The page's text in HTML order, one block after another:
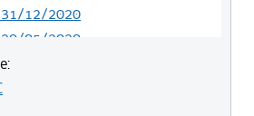
12/2020
05/2020
12/2019
07/2019